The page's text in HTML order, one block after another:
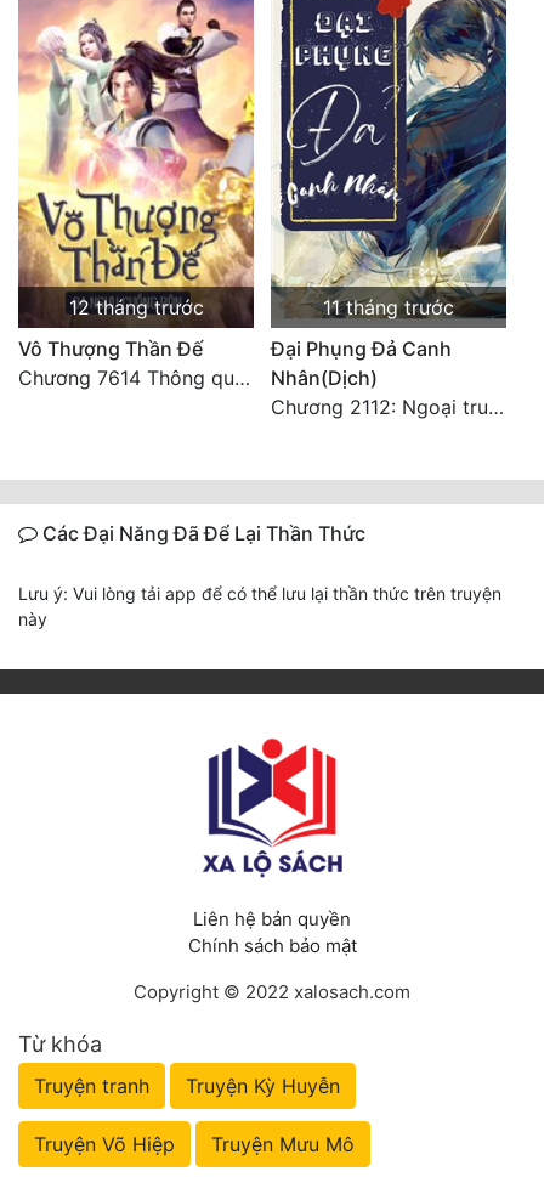
12 tháng trước
Vô Thượng Thần Đế
Chương 7614 Thông quan ban thưởng, Ngục Hải Yên Thần Quang
11 tháng trước
Đại Phụng Đả Canh
Nhân(Dịch)
Chương 2112: Ngoại truyện 3 - Tiệc mừng công
Các Đại Năng Đã Để Lại Thần Thức
Lưu ý: Vui lòng tải app để có thể lưu lại thần thức trên truyện
này
Liên hệ bản quyền
Chính sách bảo mật
Copyright © 2022 xalosach.com
Từ khóa
Truyện tranh Truyện Kỳ Huyễn
Truyện Võ Hiệp Truyện Mưu Mô